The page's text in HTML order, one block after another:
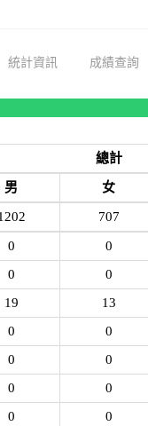
統計資訊 成績查詢
總計
男 女
707
0 0
0 0
19 13
0 0
0 0
0 0
0 0